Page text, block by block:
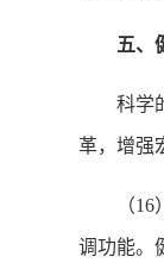
五、
科学
革，增强
（
调功能。